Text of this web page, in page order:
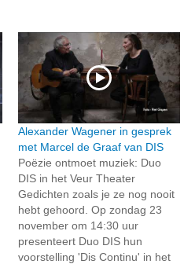
Alexander Wagener in gesprek
met Marcel de Graaf van DIS
Poëzie ontmoet muziek: Duo
DIS in het Veur Theater
Gedichten zoals je ze nog nooit
hebt gehoord. Op zondag 23
november om 14:30 uur
presenteert Duo DIS hun
voorstelling 'Dis Continu' in het